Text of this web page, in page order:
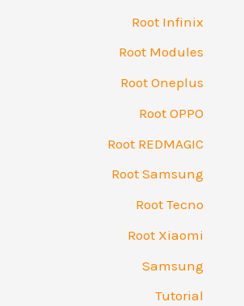
Root Infinix
Root Modules
Root Oneplus
Root OPPO
Root REDMAGIC
Root Samsung
Root Tecno
Root Xiaomi
Samsung
Tutorial